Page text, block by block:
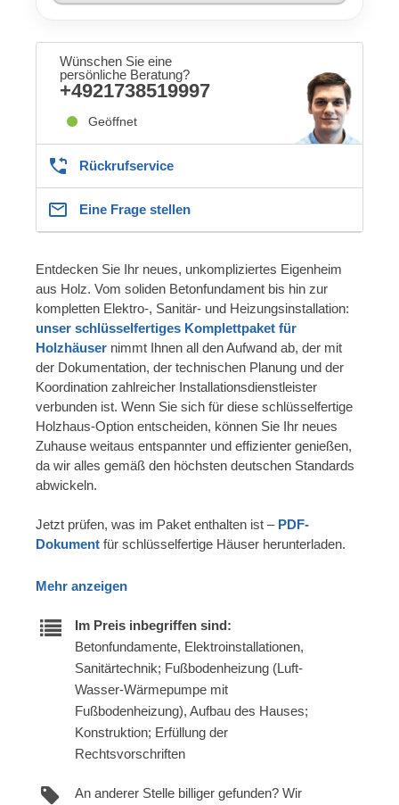
Wünschen Sie eine
persönliche Beratung?
+4921738519997
Geöffnet
Rückrufservice
Eine Frage stellen
Entdecken Sie Ihr neues, unkompliziertes Eigenheim
aus Holz. Vom soliden Betonfundament bis hin zur
kompletten Elektro-, Sanitär- und Heizungsinstallation:
unser schlüsselfertiges Komplettpaket für
Holzhäuser nimmt Ihnen all den Aufwand ab, der mit
der Dokumentation, der technischen Planung und der
Koordination zahlreicher Installationsdienstleister
verbunden ist. Wenn Sie sich für diese schlüsselfertige
Holzhaus-Option entscheiden, können Sie Ihr neues
Zuhause weitaus entspannter und effizienter genießen,
da wir alles gemäß den höchsten deutschen Standards
abwickeln.
Jetzt prüfen, was im Paket enthalten ist – PDF-
Dokument für schlüsselfertige Häuser herunterladen.
Mehr anzeigen
Im Preis inbegriffen sind:
Betonfundamente, Elektroinstallationen,
Sanitärtechnik; Fußbodenheizung (Luft-
Wasser-Wärmepumpe mit
Fußbodenheizung), Aufbau des Hauses;
Konstruktion; Erfüllung der
Rechtsvorschriften
An anderer Stelle billiger gefunden? Wir